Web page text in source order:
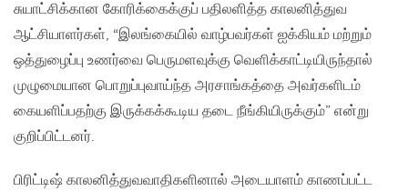
சுயாட்சிக்கான கோரிக்கைக்குப் பதிலளித்த காலனித்துவ
ஆட்சியாளர்கள், “இலங்கையில் வாழ்பவர்கள் ஐக்கியம் மற்றும்
ஒத்துழைப்பு உணர்வை பெருமளவுக்கு வெளிக்காட்டியிருந்தால்
முழுமையான பொறுப்புவாய்ந்த அரசாங்கத்தை அவர்களிடம்
கையளிப்பதற்கு இருக்கக்கூடிய தடை நீங்கியிருக்கும்” என்று
குறிப்பிட்டனர்.
பிரிட்டிஷ் காலனித்துவவாதிகளினால் அடையாளம் காணப்பட்ட